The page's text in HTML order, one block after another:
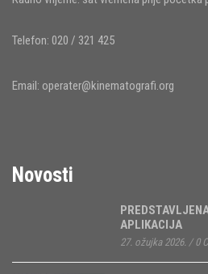
Telefon: 020 / 321 425
Email: operater@kinematografi.org
Novosti
APLIKACIJA
27. ožujka 2026. / 0